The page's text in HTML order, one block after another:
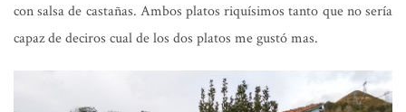
con salsa de castañas. Ambos platos riquísimos tanto que no sería
capaz de deciros cual de los dos platos me gustó mas.